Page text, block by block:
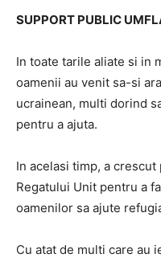
SUPPORT PUBLIC
In toate tarile aliate si in
oamenii au venit sa-si
ucrainean, multi dorind
pentru a ajuta.
In acelasi timp, a
Regatului Unit pentru a
oamenilor sa ajute
Cu atat de multi care au